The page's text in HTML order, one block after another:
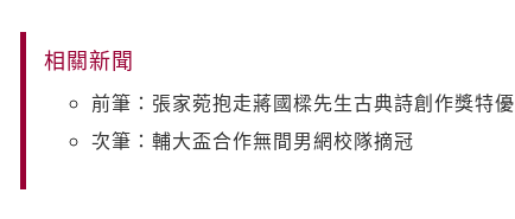
相關新聞
前筆：張家菀抱走蔣國樑先生古典詩創作獎特優
次筆：輔大盃合作無間男網校隊摘冠